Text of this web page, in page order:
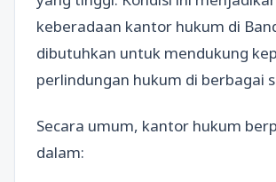
keberadaan kantor hukum di
dibutuhkan untuk mendukung
perlindungan hukum di berbagai
Secara umum, kantor hukum
dalam: